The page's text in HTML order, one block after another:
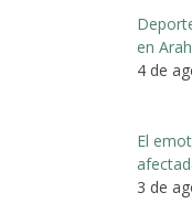
en
4 de
El
3 de